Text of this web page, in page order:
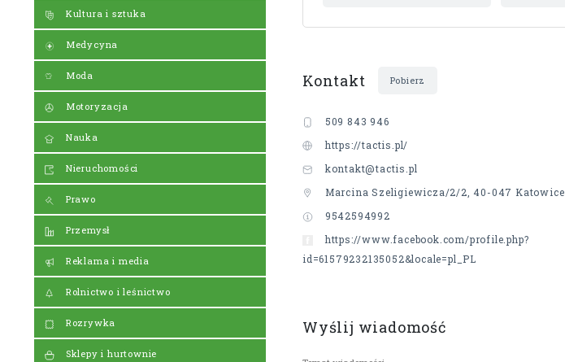
Kultura i sztuka
Medycyna
Moda
Motoryzacja
Nauka
Nieruchomości
Prawo
Przemysł
Reklama i media
Rolnictwo i leśnictwo
Rozrywka
Sklepy i hurtownie
Kontakt Pobierz
509 843 946
https://tactis.pl/
kontakt@tactis.pl
Marcina Szeligiewicza/2/2, 40-047 Katowice
9542594992
https://www.facebook.com/profile.php?
id=61579232135052&locale=pl_PL
Wyślij wiadomość